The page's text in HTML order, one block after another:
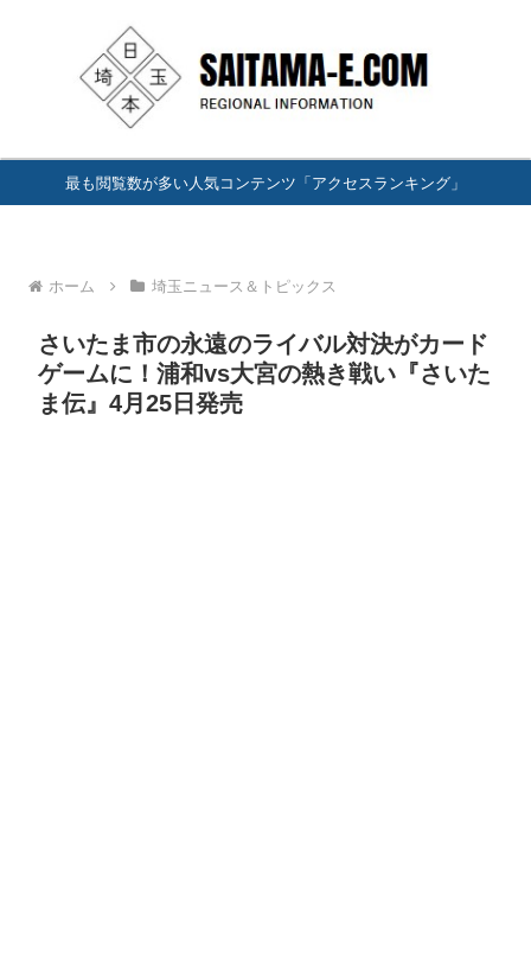
最も閲覧数が多い人気コンテンツ「アクセスランキング」
ホーム 埼玉ニュース＆トピックス
さいたま市の永遠のライバル対決がカード
ゲームに！浦和vs大宮の熱き戦い『さいた
ま伝』4月25日発売